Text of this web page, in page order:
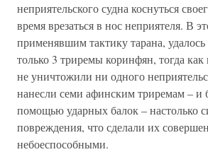
неприятельского судна коснуться
время врезаться в нос неприятеля. В
применявшим тактику тарана,
только 3 триремы коринфян, тогда как
не уничтожили ни одного
нанесли семи афинским триремам – и
помощью ударных балок – настолько
повреждения, что сделали их
небоеспособными.